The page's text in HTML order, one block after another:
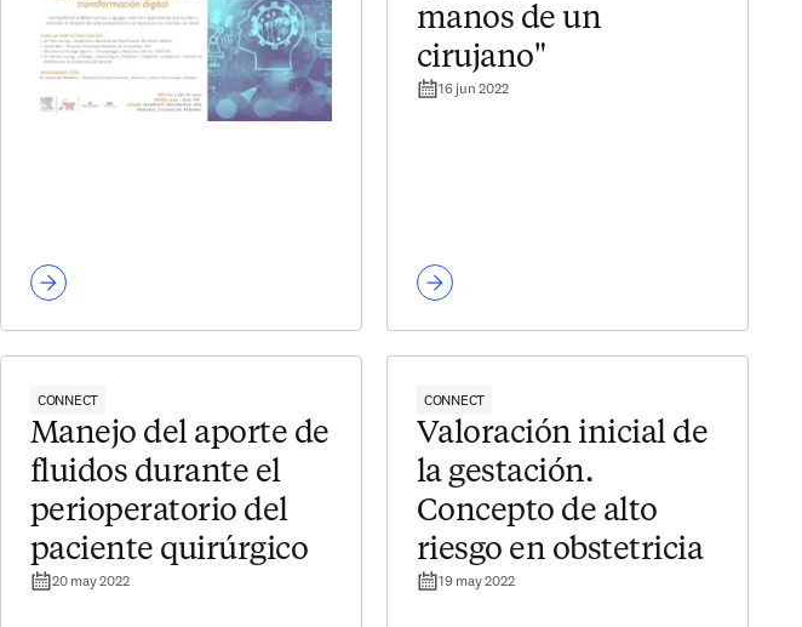
manos de un
cirujano"
16 jun 2022
CONNECT
Manejo del aporte de
fluidos durante el
perioperatorio del
paciente quirúrgico
20 may 2022
CONNECT
Valoración inicial de
la gestación.
Concepto de alto
riesgo en obstetricia
19 may 2022